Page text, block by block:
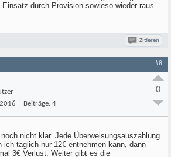
durch Provision sowieso wieder raus
Zitieren
#8
Beiträge: 4
0
nicht klar. Jede Überweisungsauszahlung
ich täglich nur 12€ entnehmen kann, dann
3€ Verlust. Weiter gibt es die